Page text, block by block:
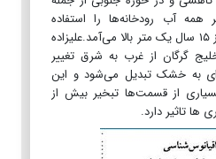
همه آب رودخانه‌ها را استفاده
نمی‌کردیم تراز آب خزر بعد از ۱۵ سال یک متر بالا می‌آمد.علیزاده
گرگان از غرب به شرق تغییر
به خشک تبدیل می‌شود و این
از قسمت‌ها تبخیر بیش از
ها تاثیر دارد.